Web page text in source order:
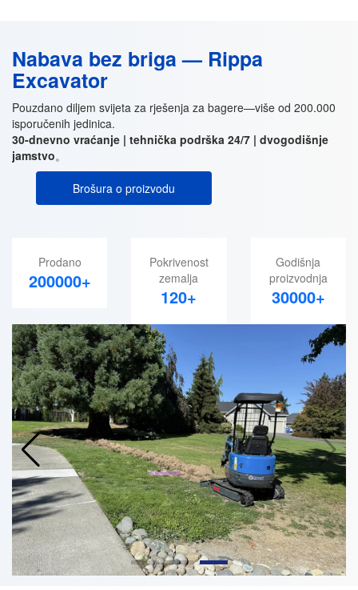
Nabava bez briga — Rippa
Excavator
Pouzdano diljem svijeta za rješenja za bagere—više od 200.000
isporučenih jedinica.
30-dnevno vraćanje | tehnička podrška 24/7 | dvogodišnje
jamstvo。
Brošura o proizvodu
Prodano
200000+
Pokrivenost
zemalja
120+
Godišnja
proizvodnja
30000+